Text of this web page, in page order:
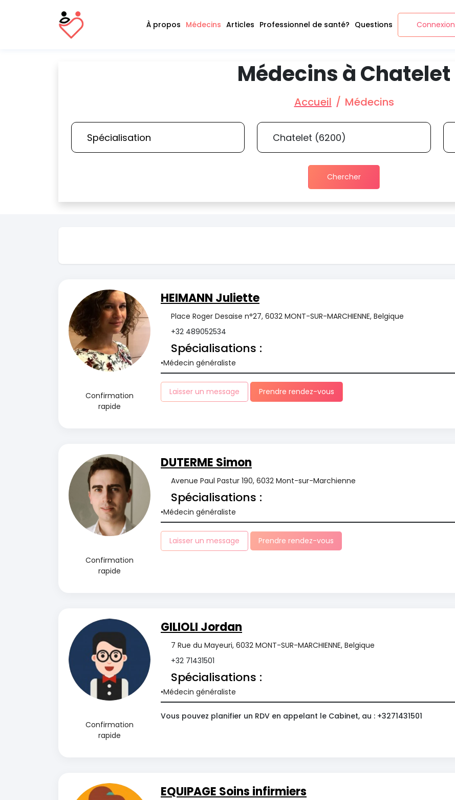
À propos Médecins Articles Professionnel de santé? Questions Connexion
Médecins à Chatelet
Accueil Médecins
Chercher
Confirmation
rapide
HEIMANN Juliette
Place Roger Desaise n°27, 6032 MONT-SUR-MARCHIENNE, Belgique
+32 489052534
Spécialisations :
Médecin généraliste
Laisser un message Prendre rendez-vous
Confirmation
rapide
DUTERME Simon
Avenue Paul Pastur 190, 6032 Mont-sur-Marchienne
Spécialisations :
Médecin généraliste
Laisser un message Prendre rendez-vous
Confirmation
rapide
GILIOLI Jordan
7 Rue du Mayeuri, 6032 MONT-SUR-MARCHIENNE, Belgique
+32 71431501
Spécialisations :
Médecin généraliste
Vous pouvez planifier un RDV en appelant le Cabinet, au : +3271431501
EQUIPAGE Soins infirmiers